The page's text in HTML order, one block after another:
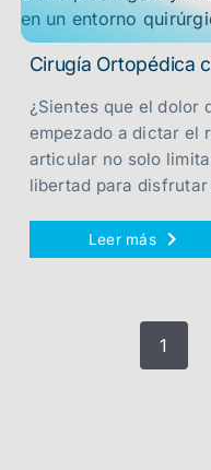
Cirugía Ortopédica
¿Sientes que el dolor
empezado a dictar el
articular no solo
libertad para disfrutar
Leer más
1